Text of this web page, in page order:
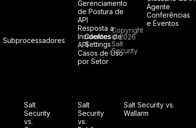
Gerenciamento
de Postura de
API
Resposta a
Incidentes de
API
Casos de Uso
por Setor
Agente
Conferências
e Eventos
Salt
Security
vs.
Salt
Security
vs.
Salt Security vs.
Wallarm
Subprocessadores
Cookies
Settings
Copyright
© 2026
Salt
Security